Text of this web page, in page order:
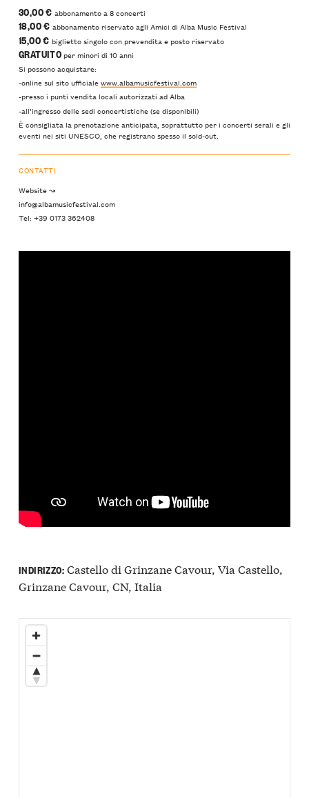
30,00€ abbonamento a 8 concerti
18,00 € abbonamento riservato agli Amici di Alba Music Festival
15,00 € biglietto singolo con prevendita e posto riservato
GRATUITOper minori di 10 anni
Si possono acquistare:
-online sul sito ufficialewww.albamusicfestival.com
-presso i punti vendita locali autorizzati ad Alba
-all’ingresso delle sedi concertistiche (se disponibili)
È consigliata la prenotazione anticipata, soprattutto per i concerti serali e gli
eventi nei siti UNESCO, che registrano spesso il sold-out.
CONTATTI
Website ↝
info@albamusicfestival.com
Tel: +39 0173 362408
INDIRIZZO:Castello di Grinzane Cavour, Via Castello,
Grinzane Cavour, CN, Italia